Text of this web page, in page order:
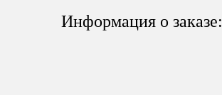
Информация о заказе: